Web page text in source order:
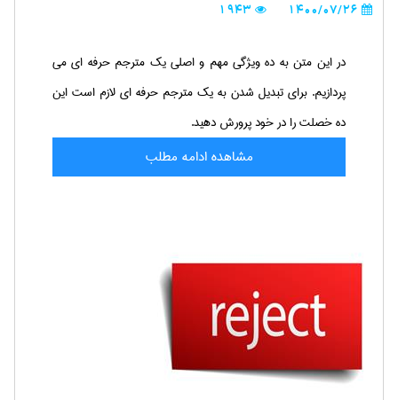
1400/07/26
1943
در این متن به ده ویژگی مهم و اصلی یک مترجم حرفه ای می
پردازیم. برای تبدیل شدن به یک مترجم حرفه ای لازم است این
ده خصلت را در خود پرورش دهید.
مشاهده ادامه مطلب